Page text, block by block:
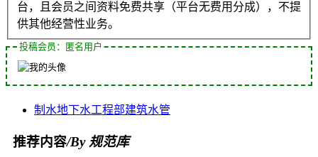
台，且会员之间资料免费共享（平台无费用分成），不提
供其他经营性业务。
投稿会员：匿名用户
制水地下水工程部建筑水管
推荐内容/By 规范库